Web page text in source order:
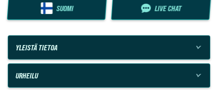
SUOMI LIVE CHAT
YLEISTÄ TIETOA
URHEILU